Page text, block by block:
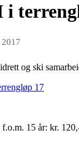
og ski
17
15 år: kr.